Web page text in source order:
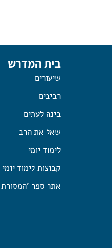
בית המדרש
שיעורים
רביבים
בינה לעתים
שאל את הרב
לימוד יומי
קבוצות לימוד יומי
אתר ספר 'המסורת